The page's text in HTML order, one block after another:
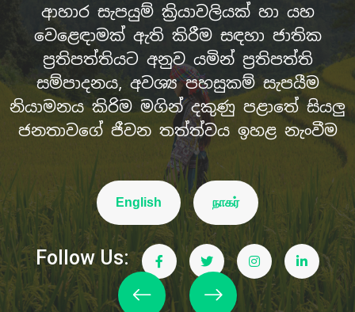
ආහාර සැපයුම් ක්‍රියාවලියක් හා යහ
වෙළෙඳාමක් ඇති කිරීම සඳහා ජාතික
ප්‍රතිපත්තියට අනුව යමින් ප්‍රතිපත්ති
සම්පාදනය, අවශ්‍ය පහසුකම් සැපයීම
නියාමනය කිරිම මගින් දකුණු පළාතේ සියලු
ජනතාවගේ ජීවන තත්ත්වය ඉහළ නැංවීම
English நாகர்
Follow Us:
ගොවිජන සංවර්ධනය, වාරිමාර්ග, ජල
සම්පාදන හා ජලාපවහන, ආහාර සැපයුම
හා බෙදාහැරීම, වෙළඳ හා සමුපකාර
අමාත්‍යාංශය.
Follow Us: